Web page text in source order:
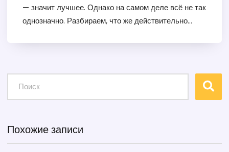
— значит лучшее. Однако на самом деле всё не так
однозначно. Разбираем, что же действительно
рассмотрим, на что обращать внимание при
покупке и как сохранить аккумулятор в отличном
состоянии.
Похожие записи